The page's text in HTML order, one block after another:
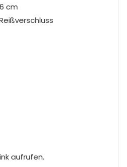
cm
aufrufen.